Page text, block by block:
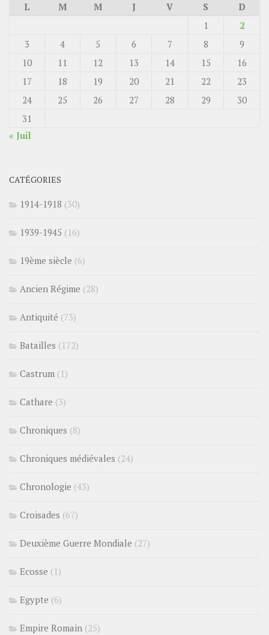
L
M M J V S
D
1
2
3
4 5 6 7 8
9
10
11 12 13 14 15
16
17
18 19 20 21 22
23
24
25 26 27 28 29
30
31
« Juil
CATÉGORIES
1914-1918 (30)
1939-1945 (16)
19ème siècle (6)
Ancien Régime (28)
Antiquité (73)
Batailles (172)
Castrum (1)
Cathare (3)
Chroniques (8)
Chroniques médiévales (24)
Chronologie (43)
Croisades (67)
Deuxième Guerre Mondiale (27)
Ecosse (1)
Egypte (6)
Empire Romain (25)